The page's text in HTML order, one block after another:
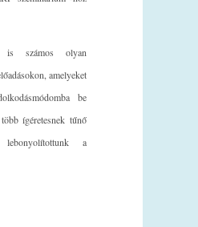
is számos olyan
amelyeket
be
ígéretesnek tűnő
a